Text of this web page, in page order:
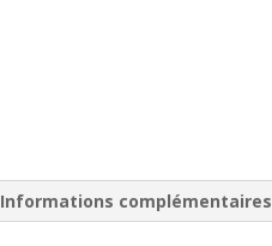
Informations complémentaires